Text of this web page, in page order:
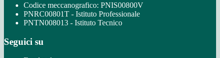
Codice meccanografico: PNIS00800V
PNRC00801T - Istituto Professionale
PNTN008013 - Istituto Tecnico
Seguici su